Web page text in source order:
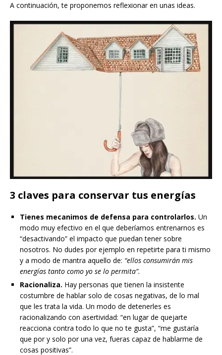
A continuación, te proponemos reflexionar en unas ideas.
3 claves para conservar tus energías
Tienes mecanimos de defensa para controlarlos. Un
modo muy efectivo en el que deberíamos entrenarnos es
“desactivando” el impacto que puedan tener sobre
nosotros. No dudes por ejemplo en repetirte para ti mismo
y a modo de mantra aquello de: “ellos consumirán mis
energías tanto como yo se lo permita”.
Racionaliza. Hay personas que tienen la insistente
costumbre de hablar solo de cosas negativas, de lo mal
que les trata la vida. Un modo de detenerles es
racionalizando con asertividad: “en lugar de quejarte
reacciona contra todo lo que no te gusta”, “me gustaría
que por y solo por una vez, fueras capaz de hablarme de
cosas positivas”.